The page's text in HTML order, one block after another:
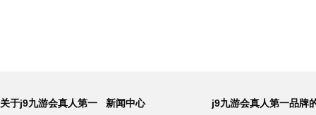
关于j9九游会真人第一
新闻中心
j9九游会真人第一品牌